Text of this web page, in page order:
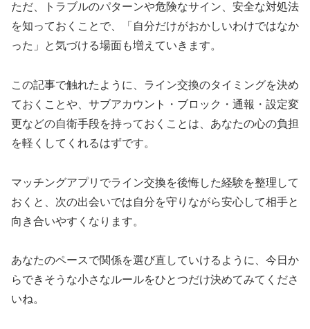
ただ、トラブルのパターンや危険なサイン、安全な対処法
を知っておくことで、「自分だけがおかしいわけではなか
った」と気づける場面も増えていきます。
この記事で触れたように、ライン交換のタイミングを決め
ておくことや、サブアカウント・ブロック・通報・設定変
更などの自衛手段を持っておくことは、あなたの心の負担
を軽くしてくれるはずです。
マッチングアプリでライン交換を後悔した経験を整理して
おくと、次の出会いでは自分を守りながら安心して相手と
向き合いやすくなります。
あなたのペースで関係を選び直していけるように、今日か
らできそうな小さなルールをひとつだけ決めてみてくださ
いね。